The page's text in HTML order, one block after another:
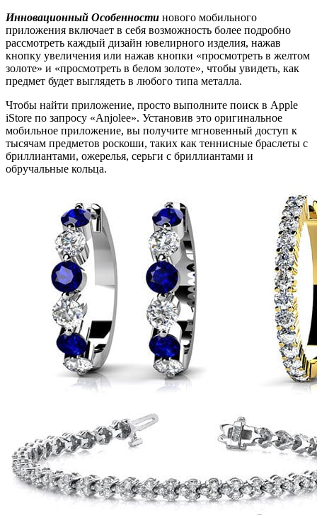
Инновационный Особенности нового мобильного
приложения включает в себя возможность более подробно
рассмотреть каждый дизайн ювелирного изделия, нажав
кнопку увеличения или нажав кнопки «просмотреть в желтом
золоте» и «просмотреть в белом золоте», чтобы увидеть, как
предмет будет выглядеть в любого типа металла.
Чтобы найти приложение, просто выполните поиск в Apple
iStore по запросу «Anjolee». Установив это оригинальное
мобильное приложение, вы получите мгновенный доступ к
тысячам предметов роскоши, таких как теннисные браслеты с
бриллиантами, ожерелья, серьги с бриллиантами и
обручальные кольца.